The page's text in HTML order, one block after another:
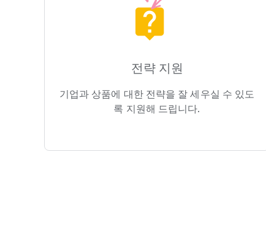
전략 지원
기업과 상품에 대한 전략을 잘 세우실 수 있도
록 지원해 드립니다.